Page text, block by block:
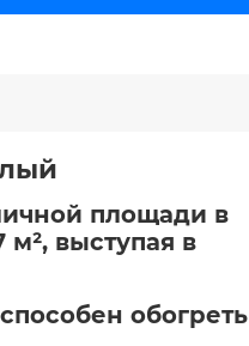
площади в
выступая в
обогреть